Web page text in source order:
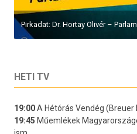
Pirkadat: Dr. Hortay Olivér –
HETI TV